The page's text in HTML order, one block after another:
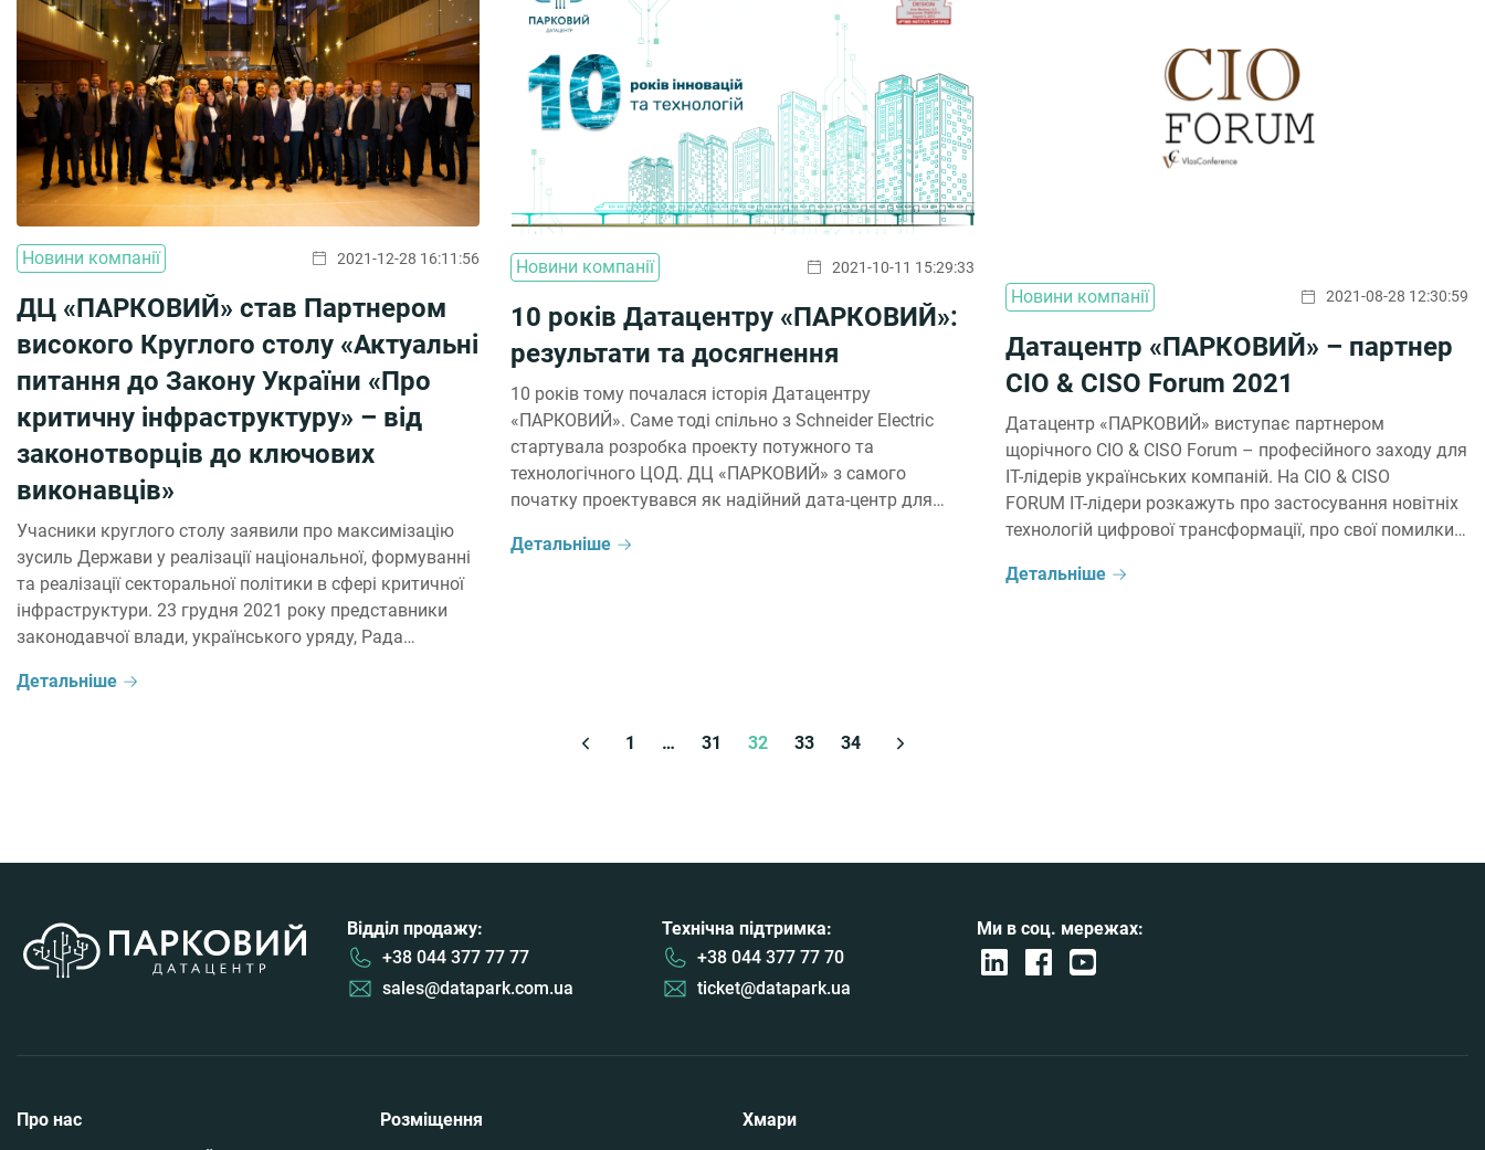
Новини компанії 2021-12-28 16:11:56
ДЦ «ПАРКОВИЙ» став Партнером
високого Круглого столу «Актуальні
питання до Закону України «Про
критичну інфраструктуру» – від
законотворців до ключових
виконавців»
Учасники круглого столу заявили про максимізацію
зусиль Держави у реалізації національної, формуванні
та реалізації секторальної політики в сфері критичної
інфраструктури. 23 грудня 2021 року представники
законодавчої влади, українського уряду, Рада
служба спеціального зв’язку та захисту інформації
Детальніше
Новини компанії 2021-10-11 15:29:33
10 років Датацентру «ПАРКОВИЙ»:
результати та досягнення
10 років тому почалася історія Датацентру
«ПАРКОВИЙ». Саме тоді спільно з Schneider Electric
стартувала розробка проекту потужного та
технологічного ЦОД. ДЦ «ПАРКОВИЙ» з самого
початку проектувався як надійний дата-центр для
безпека завжди була і є на вищому рівні. 2020 рік став
Детальніше
Новини компанії 2021-08-28 12:30:59
Датацентр «ПАРКОВИЙ» – партнер
CIO & CISO Forum 2021
Датацентр «ПАРКОВИЙ» виступає партнером
щорічного CIO & CISO Forum – професійного заходу для
IT-лідерів українських компаній. На CIO & CISO
FORUM ІТ-лідери розкажуть про застосування новітніх
технологій цифрової трансформації, про свої помилки і
отримали від впровадження. У програмі CIO & CISO
Детальніше
1 … 31 32 33 34
Відділ продажу:
+38 044 377 77 77
sales@datapark.com.ua
Технічна підтримка:
+38 044 377 77 70
ticket@datapark.ua
Ми в соц. мережах:
Про нас
Розміщення
Хмари